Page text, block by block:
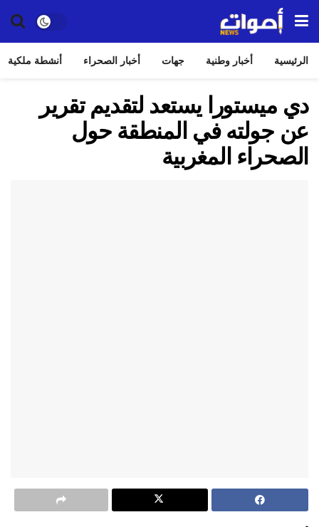
الرئيسية أخبار وطنية جهات أخبار الصحراء أنشطة ملكية
دي ميستورا يستعد لتقديم تقرير
عن جولته في المنطقة حول
الصحراء المغربية